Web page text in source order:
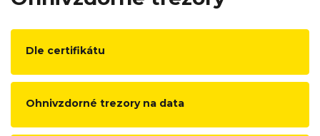
Dle certifikátu
Ohnivzdorné trezory na data